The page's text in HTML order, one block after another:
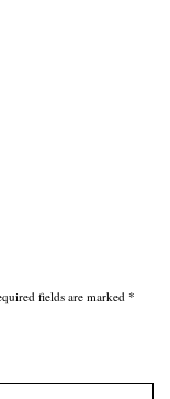
fields are marked *